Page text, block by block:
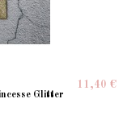
Glitter
11,40 €